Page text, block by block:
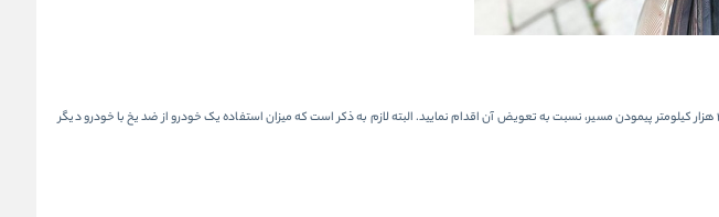
همان طور که گفتیم، حداقل هر دو سال یکبار می بایست ضد یخ خودرو را تعویض کنید. اما به گفته ی کارشناسان بهتر است که هر سال یا در هر 30 هزار کیلومتر پیمودن مسیر، نسبت به تعویض آن اقدام نمایید. البته لازم به ذکر است که میزان استفاده یک خودرو از ضد یخ با خودرو دیگر